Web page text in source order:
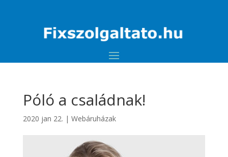
Póló a családnak!
2020 jan 22. | Webáruházak